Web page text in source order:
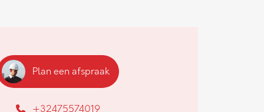
Plan een afspraak
+32475574019